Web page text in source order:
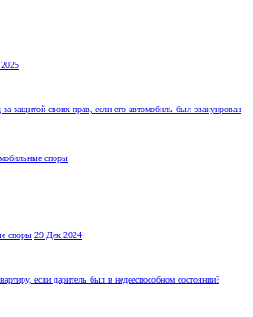
защитой своих прав, если его автомобиль был эвакуирован
споры
споры 29 Дек 2024
если даритель был в недееспособном состоянии?